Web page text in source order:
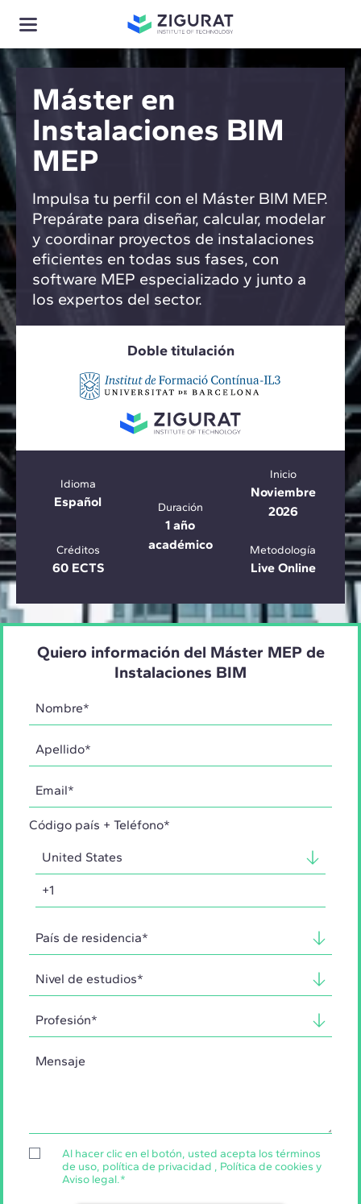
Máster en
Instalaciones BIM
MEP
Impulsa tu perfil con el Máster BIM MEP.
Prepárate para diseñar, calcular, modelar
y coordinar proyectos de instalaciones
eficientes en todas sus fases, con
software MEP especializado y junto a
los expertos del sector.
Doble titulación
Idioma
Español Duración
1 año
académico
Inicio
Noviembre
2026
Créditos
60 ECTS
Metodología
Live Online
Quiero información del Máster MEP de
Instalaciones BIM
Código país + Teléfono*
Al hacer clic en el botón, usted acepta los términos
de uso, política de privacidad , Política de cookies y
Aviso legal.*